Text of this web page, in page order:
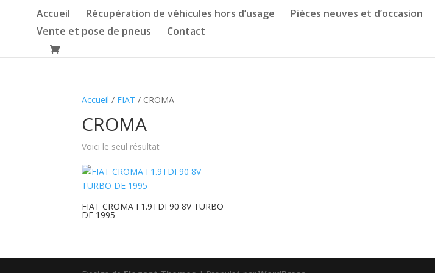
Accueil Récupération de véhicules hors d’usage Pièces neuves et d’occasion
Vente et pose de pneus
Contact
Accueil / FIAT / CROMA
CROMA
Voici le seul résultat
FIAT CROMA I 1.9TDI 90 8V TURBO
DE 1995